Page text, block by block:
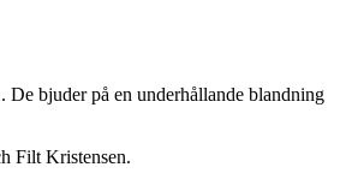
De bjuder på en underhållande blandning
Filt Kristensen.